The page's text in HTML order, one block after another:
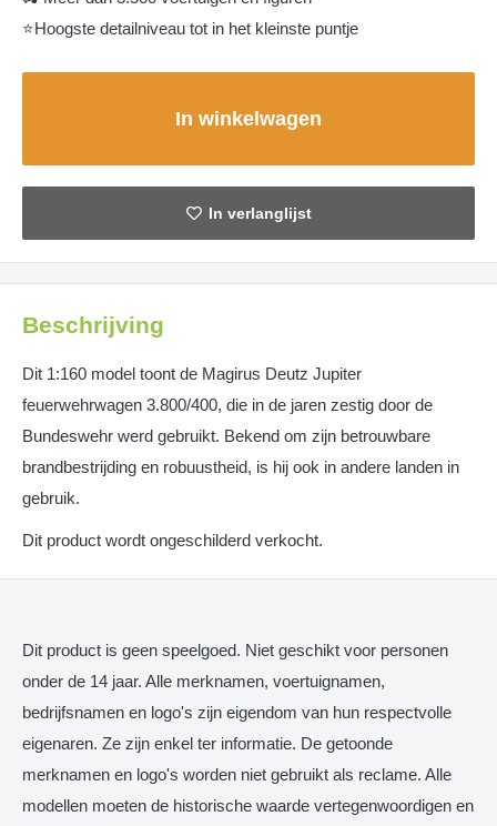
⭐Hoogste detailniveau tot in het kleinste puntje
In winkelwagen
Beschrijving
Dit 1:160 model toont de Magirus Deutz Jupiter
feuerwehrwagen 3.800/400, die in de jaren zestig door de
Bundeswehr werd gebruikt. Bekend om zijn betrouwbare
brandbestrijding en robuustheid, is hij ook in andere landen in
gebruik.
Dit product wordt ongeschilderd verkocht.
Dit product is geen speelgoed. Niet geschikt voor personen
onder de 14 jaar. Alle merknamen, voertuignamen,
bedrijfsnamen en logo's zijn eigendom van hun respectvolle
eigenaren. Ze zijn enkel ter informatie. De getoonde
merknamen en logo's worden niet gebruikt als reclame. Alle
modellen moeten de historische waarde vertegenwoordigen en